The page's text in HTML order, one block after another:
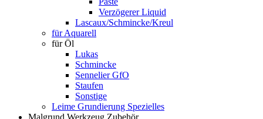
Verzögerer Liquid
Lascaux/Schmincke/Kreul
für Aquarell
für Öl
Lukas
Schmincke
Sennelier GfO
Staufen
Sonstige
Leime Grundierung Spezielles
Malgrund Werkzeug Zubehör